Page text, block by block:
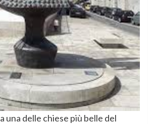
una delle chiese più belle del